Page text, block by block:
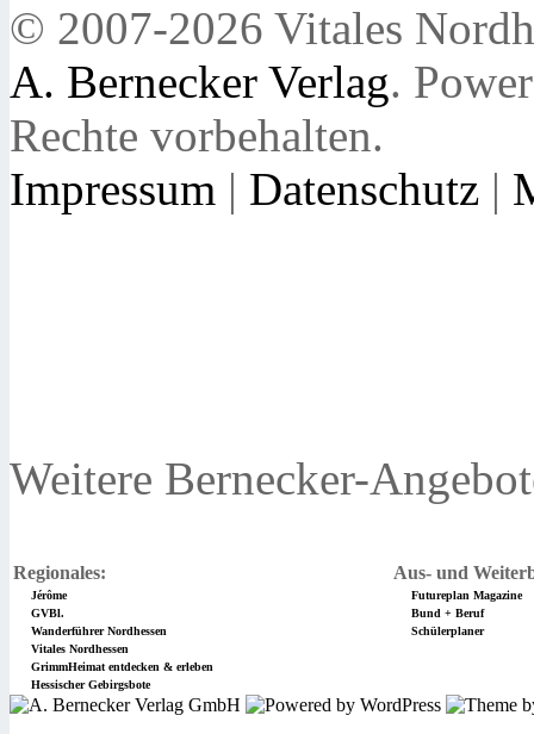
© 2007-2026 Vitales
A. Bernecker Verlag.
Rechte vorbehalten.
Impressum | Datenschutz |
Weitere Bernecker-
Regionales: Aus- und
Jérôme
Futureplan Magazine
GVBl.
Bund + Beruf
Wanderführer Nordhessen
Schülerplaner
Vitales Nordhessen
GrimmHeimat entdecken & erleben
Hessischer Gebirgsbote